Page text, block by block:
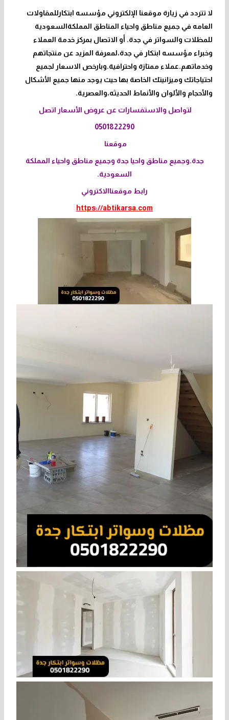
لا تتردد في زيارة موقعنا الإلكتروني مؤسسه ابتكارللمقاولات
العامه في جميع مناطق واحياء المناطق المملكةالسعودية
للمظلات والسواتر في جدة. أو الاتصال بمركز خدمة العملاء
وخبراء مؤسسه ابتكار في جدة،لمعرفة المزيد عن منتجاتهم
وخدماتهم.عملاء ممتازة واحترافية.وبارخص الاسعار لجميع
احتياجاتك وميزانيتك الخاصة بها حيث يوجد منها جميع الأشكال
والأحجام والألوان والأنماط الحديثه،والعصرية.
لتواصل والاستفسارات عن عروض الأسعار اتصل
0501822290
موقعنا
جدة.وجميع مناطق واحيا جدة وجميع مناطق واحياء المملكة
السعودية.
رابط موقعناالاكتروني
https://abtikarsa.com